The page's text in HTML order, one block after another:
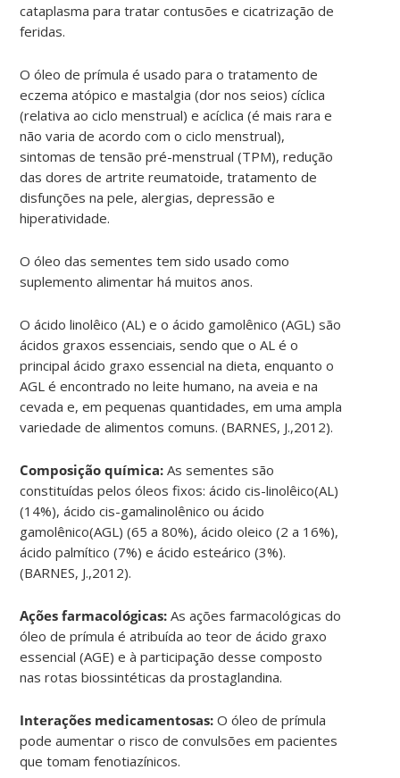
cataplasma para tratar contusões e cicatrização de
feridas.
O óleo de prímula é usado para o tratamento de
eczema atópico e mastalgia (dor nos seios) cíclica
(relativa ao ciclo menstrual) e acíclica (é mais rara e
não varia de acordo com o ciclo menstrual),
sintomas de tensão pré-menstrual (TPM), redução
das dores de artrite reumatoide, tratamento de
disfunções na pele, alergias, depressão e
hiperatividade.
O óleo das sementes tem sido usado como
suplemento alimentar há muitos anos.
O ácido linolêico (AL) e o ácido gamolênico (AGL) são
ácidos graxos essenciais, sendo que o AL é o
principal ácido graxo essencial na dieta, enquanto o
AGL é encontrado no leite humano, na aveia e na
cevada e, em pequenas quantidades, em uma ampla
variedade de alimentos comuns. (BARNES, J.,2012).
Composição química:As sementes são
constituídas pelos óleos fixos: ácido cis-linolêico(AL)
(14%), ácido cis-gamalinolênico ou ácido
gamolênico(AGL) (65 a 80%), ácido oleico (2 a 16%),
ácido palmítico (7%) e ácido esteárico (3%).
(BARNES, J.,2012).
Ações farmacológicas: As ações farmacológicas do
óleo de prímula é atribuída ao teor de ácido graxo
essencial (AGE) e à participação desse composto
nas rotas biossintéticas da prostaglandina.
Interações medicamentosas: O óleo de prímula
pode aumentar o risco de convulsões em pacientes
que tomam fenotiazínicos.